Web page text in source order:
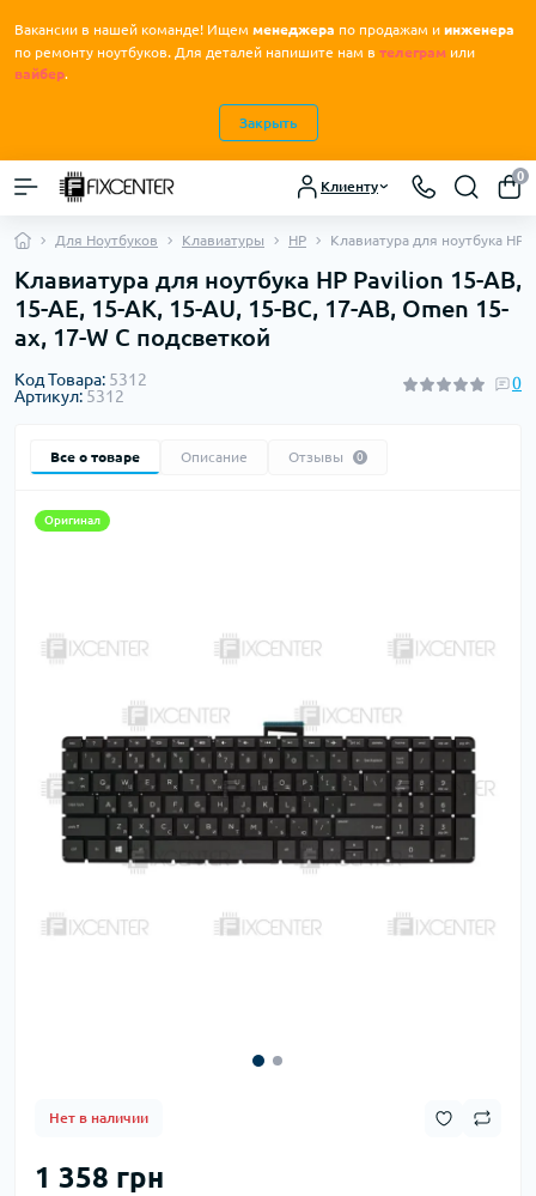
Вакансии в нашей команде! Ищем менеджера по продажам и инженера
по ремонту ноутбуков. Для деталей напишите нам в телеграм или
вайбер.
Закрыть
Клиенту
0
Для Ноутбуков Клавиатуры HP Клавиатура для ноутбука HP
Клавиатура для ноутбука HP Pavilion 15-AB,
15-AE, 15-AK, 15-AU, 15-BC, 17-AB, Omen 15-
ax, 17-W С подсветкой
Код Товара: 5312
Артикул: 5312
0
Все о товаре Описание Отзывы 0
Оригинал
Нет в наличии
1 358 грн